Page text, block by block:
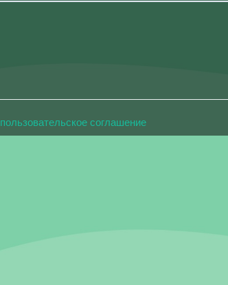
пользовательское соглашение